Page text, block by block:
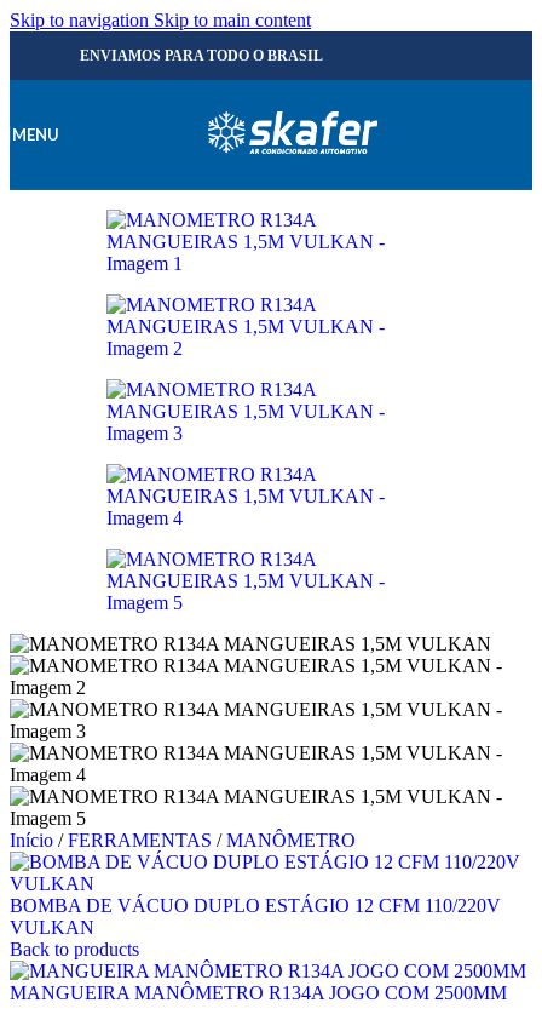
Skip to navigation Skip to main content
ENVIAMOS PARA TODO O BRASIL
MENU
Início / FERRAMENTAS / MANÔMETRO
BOMBA DE VÁCUO DUPLO ESTÁGIO 12 CFM 110/220V
VULKAN
Back to products
MANGUEIRA MANÔMETRO R134A JOGO COM 2500MM